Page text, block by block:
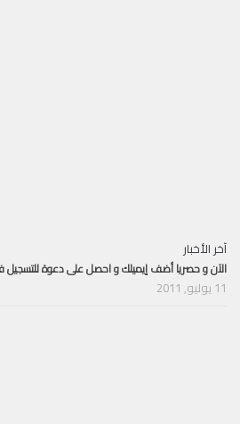
آخر الأخبار
الآن و حصريا أضف إيميلك و احصل على دعوة للتسجيل في google plus